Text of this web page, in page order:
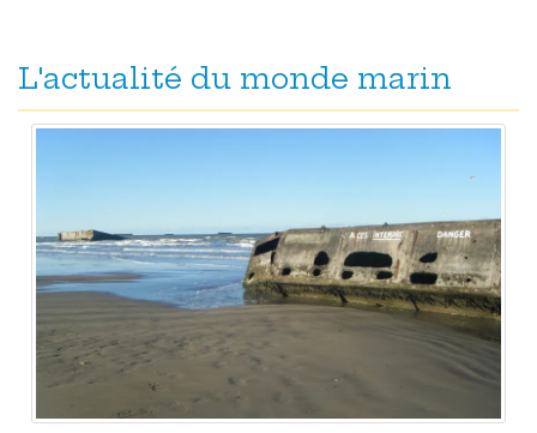
L'actualité du monde marin